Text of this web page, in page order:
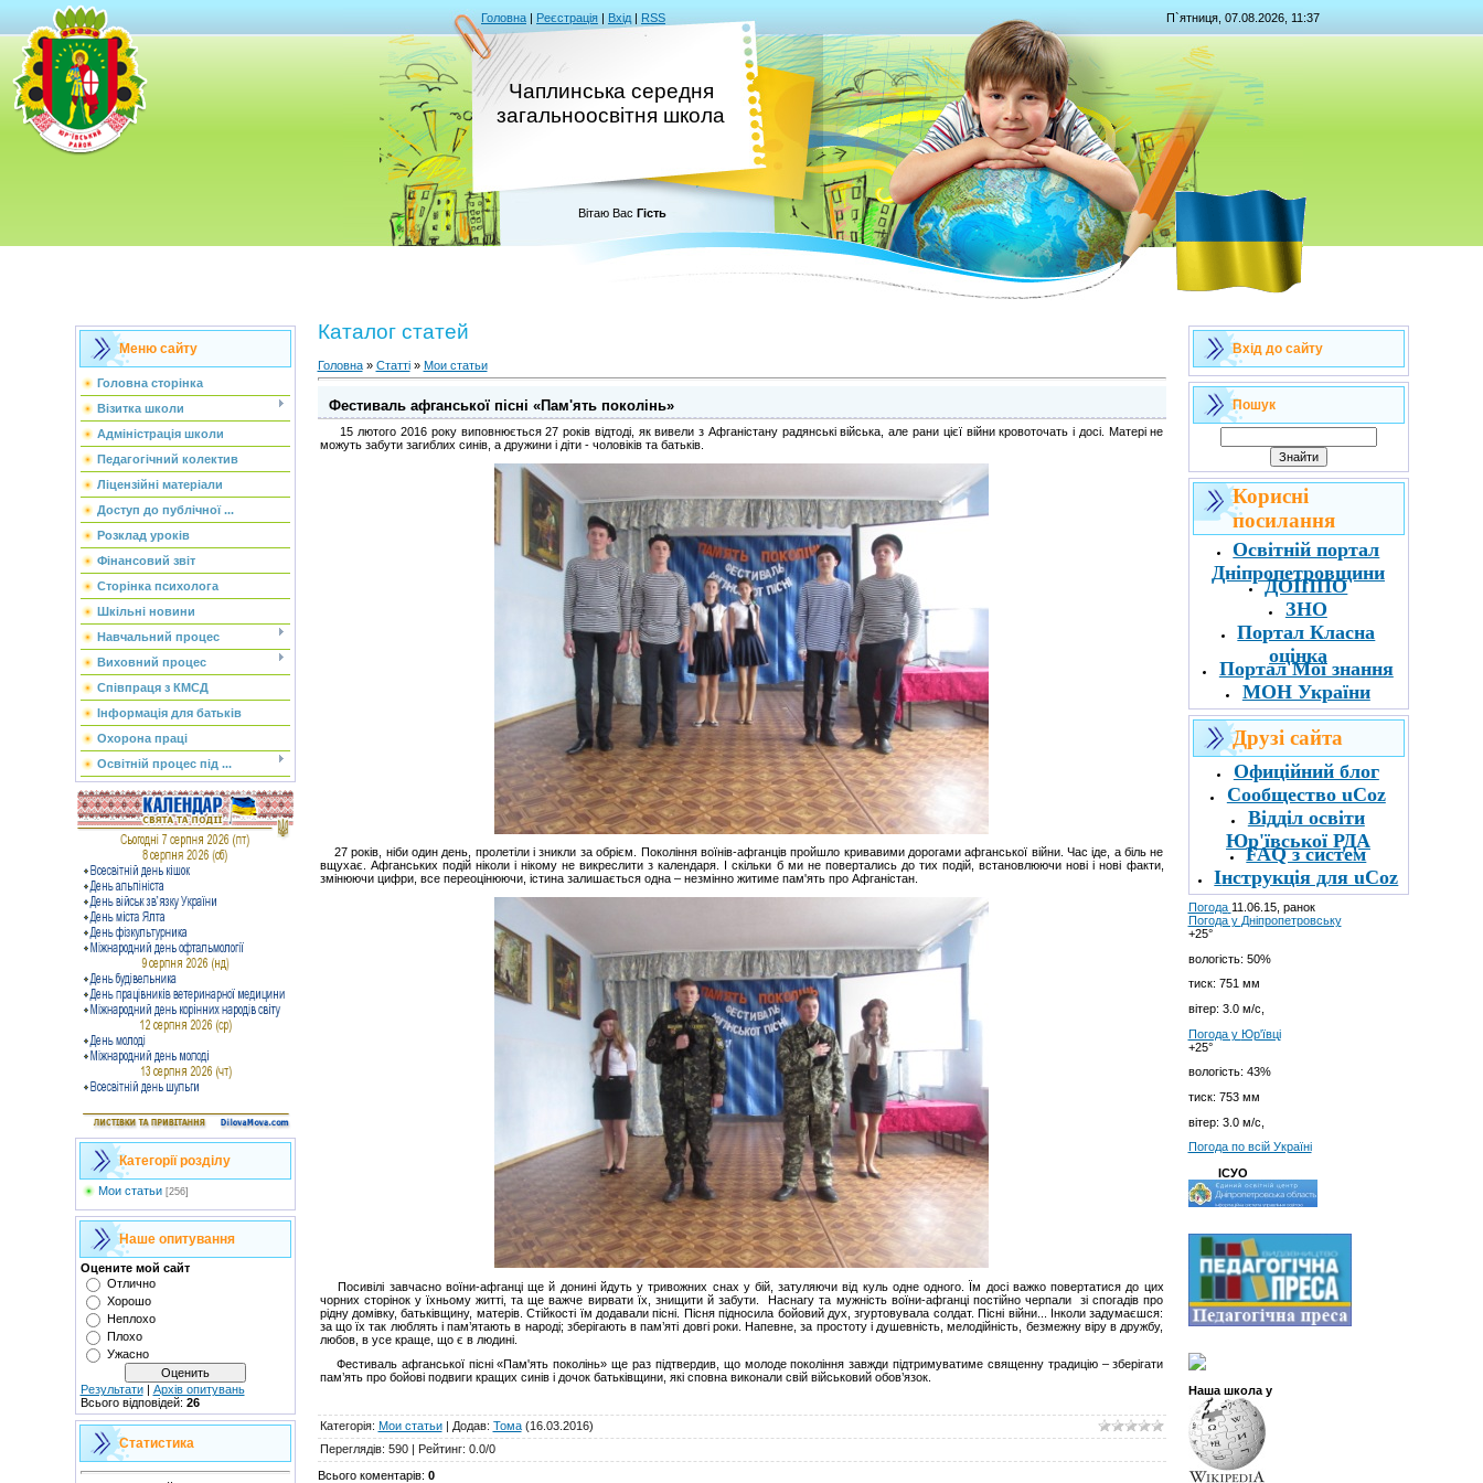
Головна | Реєстрація | Вхід | RSS П`ятниця, 07.08.2026, 11:37
Чаплинська середня
загальноосвітня школа
Вітаю Вас Гість
Меню сайту
Головна сторінка
Візитка школи
Адміністрація школи
Педагогічний колектив
Ліцензійні матеріали
Доступ до публічної ...
Розклад уроків
Фінансовий звіт
Сторінка психолога
Шкільні новини
Навчальний процес
Виховний процес
Співпраця з КМСД
Інформація для батьків
Охорона праці
Освітній процес під ...
Категорії розділу
Мои статьи [256]
Наше опитування
Оцените мой сайт
Отлично
Хорошо
Неплохо
Плохо
Ужасно
Результати| Архів опитувань
Всього відповідей: 26
Статистика
Каталог статей
Головна» Статті» Мои статьи
Фестиваль афганської пісні «Пам'ять поколінь»
15 лютого 2016 року виповнюється 27 років відтоді, як вивели з Афганістану радянські війська, але рани цієї війни кровоточать і досі. Матері не
можуть забути загиблих синів, а дружини і діти ‑ чоловіків та батьків.
27 років, ніби один день, пролетіли і зникли за обрієм. Покоління воїнів-афганців пройшло кривавими дорогами афганської війни. Час іде, а біль не
вщухає. Афганських подій ніколи і нікому не викреслити з календаря. І скільки б ми не повертались до тих подій, встановлюючи нові і нові факти,
змінюючи цифри, все переоцінюючи, істина залишається одна – незмінно житиме пам'ять про Афганістан.
Посивілі завчасно воїни-афганці ще й донині йдуть у тривожних снах у бій, затуляючи від куль одне одного. Їм досі важко повертатися до цих
чорних сторінок у їхньому житті, та ще важче вирвати їх, знищити й забути. Наснагу та мужність воїни-афганці постійно черпали зі спогадів про
рідну домівку, батьківщину, матерів. Стійкості їм додавали пісні. Пісня підносила бойовий дух, згуртовувала солдат. Пісні війни... Інколи задумаєшся:
за що їх так люблять і пам’ятають в народі; зберігають в пам’яті довгі роки. Напевне, за простоту і душевність, мелодійність, безмежну віру в дружбу,
любов, в усе краще, що є в людині.
Фестиваль афганської пісні «Пам'ять поколінь» ще раз підтвердив, що молоде покоління завжди підтримуватиме священну традицію – зберігати
пам’ять про бойові подвиги кращих синів і дочок батьківщини, які сповна виконали свій військовий обов’язок.
Категорія: Мои статьи| Додав: Тома(16.03.2016)
Переглядів: 590 | Рейтинг: 0.0/0
Всього коментарів: 0
Вхід до сайту
Пошук
Корисні
посилання
Освітній портал
Дніпропетровщини
ДОІППО
ЗНО
Портал Класна
оцінка
Портал Мої знання
МОН України
Друзі сайта
Офиційний блог
Сообщество uCoz
Відділ оcвіти
Юр'ївської РДА
FAQ з систем
Інструкція для uCoz
Погода 11.06.15, ранок
Погода у Дніпропетровську
+25°
вологість: 50%
тиск: 751 мм
вітер: 3.0 м/с,
Погода у Юр'ївці
+25°
вологість: 43%
тиск: 753 мм
вітер: 3.0 м/с,
Погода по всій Україні
ІСУО
Наша школа у